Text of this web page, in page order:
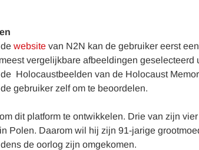
website van N2N kan de gebruiker eerst
vergelijkbare afbeeldingen geselecteerd
Holocaustbeelden van de Holocaust
gebruiker zelf om te beoordelen.
dit platform te ontwikkelen. Drie van zijn
Polen. Daarom wil hij zijn 91-jarige
de oorlog zijn omgekomen.